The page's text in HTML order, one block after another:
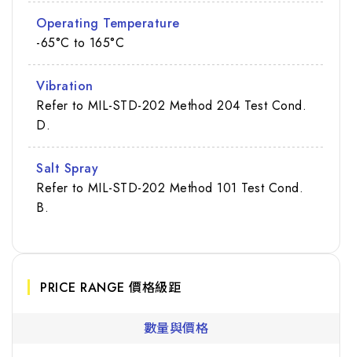
Operating Temperature
-65°C to 165°C
Vibration
Refer to MIL-STD-202 Method 204 Test Cond.
D.
Salt Spray
Refer to MIL-STD-202 Method 101 Test Cond.
B.
PRICE RANGE 價格級距
數量與價格